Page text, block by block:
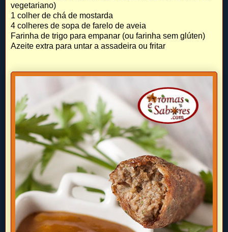
vegetariano)
1 colher de chá de mostarda
4 colheres de sopa de farelo de aveia
Farinha de trigo para empanar (ou farinha sem glúten)
Azeite extra para untar a assadeira ou fritar